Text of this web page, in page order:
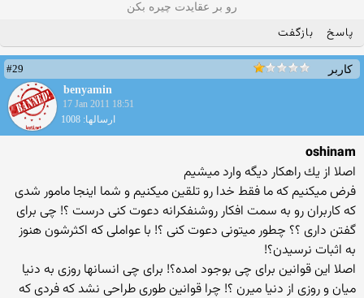
رو بر عقایدت چیره بکن
پاسخ بازگفت
کاربر
#29
benyamin
17 Jan 2011 18:51
ارسالها: 1008
oshinam
اصلا از یك راهكار دیگه وارد میشیم
فرض میكنیم كه ما فقط خدا رو تلقین میكنیم و شما اینجا مامور شدی
كه كاربران رو به سمت افكار روشنفكرانه دعوت كنی درست ؟! چی برای
گفتن داری ؟؟ چطور میتونی دعوت كنی ؟! با عواملی كه اكثرشون هنوز
به اثبات نرسیدن؟!
اصلا این قوانین برای چی بوجود امده؟! برای چی انسانها روزی به دنیا
میان و روزی از دنیا میرن ؟! چرا قوانین طوری طراحی نشد كه فردی كه